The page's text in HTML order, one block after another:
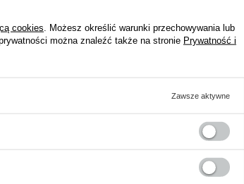
z królikiem z gęsią z indykiem z jeleniem
cookies . Możesz określić warunki przechowywania lub
można znaleźć także na stronie Prywatność i
Zawsze aktywne